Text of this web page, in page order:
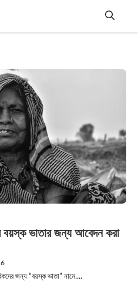
ভাতার জন্য আবেদন করা
জন্য “বয়স্ক ভাতা” নামে....